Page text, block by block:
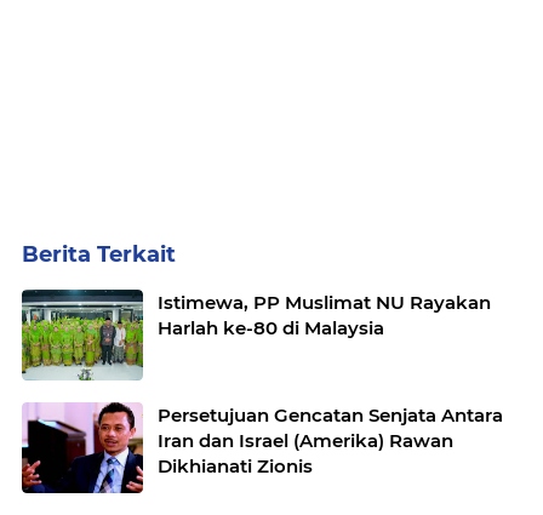
Berita Terkait
Istimewa, PP Muslimat NU Rayakan
Harlah ke-80 di Malaysia
Persetujuan Gencatan Senjata Antara
Iran dan Israel (Amerika) Rawan
Dikhianati Zionis